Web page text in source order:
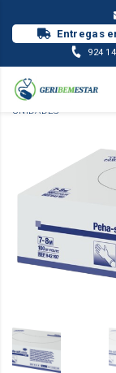
Entregas
924
DESINFEÇÃO/
UNIDADES